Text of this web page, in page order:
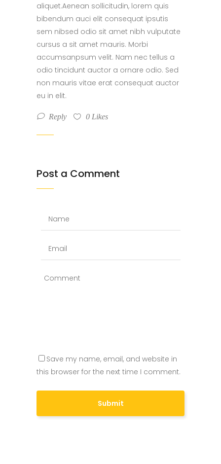
aliquet.Aenean sollicitudin, lorem quis
bibendum auci elit consequat ipsutis
sem nibsed odio sit amet nibh vulputate
cursus a sit amet mauris. Morbi
accumsanpsum velit. Nam nec tellus a
odio tincidunt auctor a ornare odio. Sed
non mauris vitae erat consequat auctor
eu in elit.
Reply 0 Likes
Post a Comment
Save my name, email, and website in
this browser for the next time I comment.